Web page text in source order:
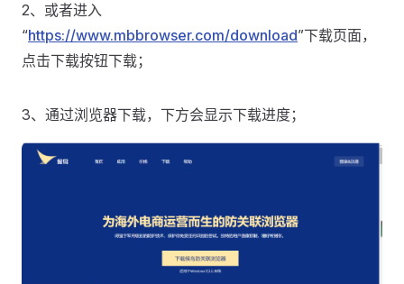
2、或者进入
“https://www.mbbrowser.com/download”下载页面，
点击下载按钮下载；
3、通过浏览器下载，下方会显示下载进度；